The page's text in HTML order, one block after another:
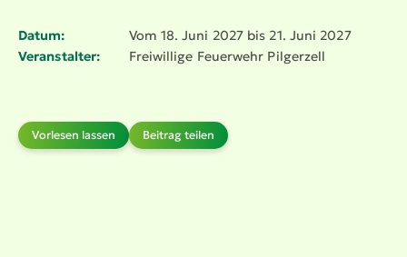
Datum:
Vom 18. Juni 2027 bis 21. Juni 2027
Veranstalter:
Freiwillige Feuerwehr Pilgerzell
Vorlesen lassen Beitrag teilen